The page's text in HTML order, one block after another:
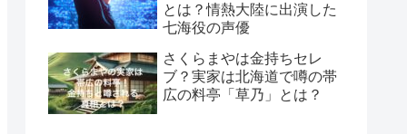
とは？情熱大陸に出演した
七海役の声優
さくらまやは金持ちセレ
ブ？実家は北海道で噂の帯
広の料亭「草乃」とは？